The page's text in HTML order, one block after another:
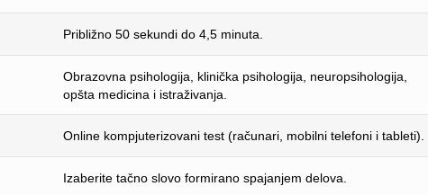
Približno 50 sekundi do 4,5 minuta.
Obrazovna psihologija, klinička psihologija, neuropsihologija,
opšta medicina i istraživanja.
Online kompjuterizovani test (računari, mobilni telefoni i tableti).
Izaberite tačno slovo formirano spajanjem delova.